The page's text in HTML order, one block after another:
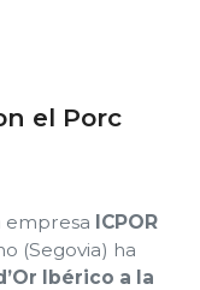
el Porc
empresa ICPOR
(Segovia) ha
Ibérico a la